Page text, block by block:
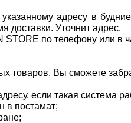
адресу в
доставки. Уточнит адрес.
по телефону или в
товаров. Вы сможете
если такая система
в постамат;